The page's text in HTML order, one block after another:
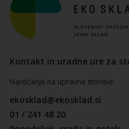
Kontakt in uradne ure za
Naročanje na upravne storitve:
ekosklad@ekosklad.si
01 / 241 48 20